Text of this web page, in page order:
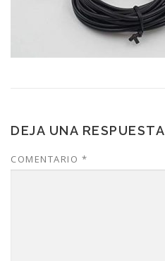
DEJA UNA RESPUESTA
COMENTARIO *